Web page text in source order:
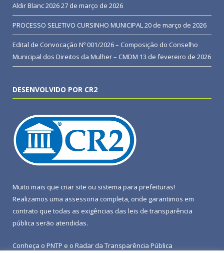
Aldir Blanc 202627 de março de 2026
PROCESSO SELETIVO CURSINHO MUNICIPAL20 de março de 2026
Edital de Convocação Nº 001/2026 – Composição do Conselho
Municipal dos Direitos da Mulher – CMDM 13 de fevereiro de 2026
DESENVOLVIDO POR CR2
Muito mais que criar site ou sistema para prefeituras!
Realizamos uma assessoria completa, onde garantimos em
contrato que todas as exigências das leis de transparência
pública serão atendidas.
Conheça o PNTP e o Radar da Transparência Pública